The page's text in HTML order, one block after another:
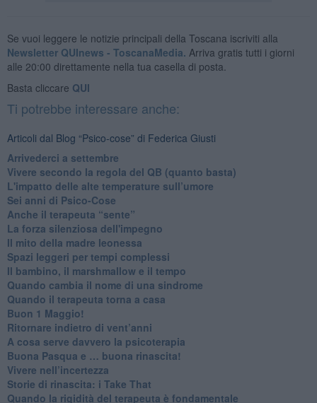
Se vuoi leggere le notizie principali della Toscana iscriviti alla
Newsletter QUInews - ToscanaMedia. Arriva gratis tutti i giorni
alle 20:00 direttamente nella tua casella di posta.
Basta cliccare QUI
Ti potrebbe interessare anche:
Articoli dal Blog “Psico-cose” di Federica Giusti
​Arrivederci a settembre
​Vivere secondo la regola del QB (quanto basta)
​L'impatto delle alte temperature sull’umore
Sei anni di Psico-Cose
​Anche il terapeuta “sente”
​La forza silenziosa dell'impegno
​Il mito della madre leonessa
Spazi leggeri per tempi complessi
Il bambino, il marshmallow e il tempo
​Quando cambia il nome di una sindrome
​Quando il terapeuta torna a casa
​Buon 1 Maggio!
Ritornare indietro di vent’anni
​A cosa serve davvero la psicoterapia
​Buona Pasqua e … buona rinascita!
​Vivere nell’incertezza
​Storie di rinascita: i Take That
​Quando la rigidità del terapeuta è fondamentale